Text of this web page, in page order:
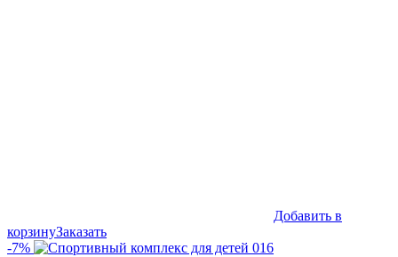
Добавить в
корзинуЗаказать
-7%